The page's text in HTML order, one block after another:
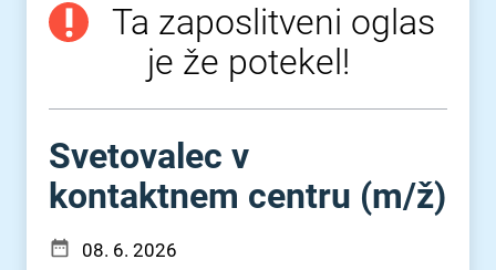
Ta zaposlitveni oglas
je že potekel!
Svetovalec v
kontaktnem centru (m⁠/⁠ž)
08. 6. 2026